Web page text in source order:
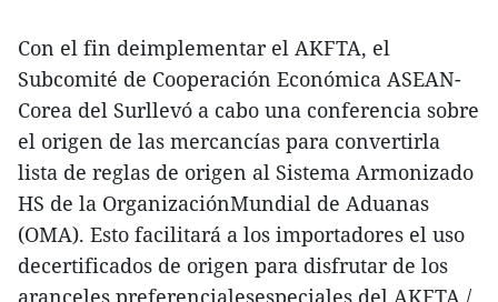
Con el fin deimplementar el AKFTA, el
Subcomité de Cooperación Económica ASEAN-
Corea del Surllevó a cabo una conferencia sobre
el origen de las mercancías para convertirla
lista de reglas de origen al Sistema Armonizado
HS de la OrganizaciónMundial de Aduanas
(OMA). Esto facilitará a los importadores el uso
decertificados de origen para disfrutar de los
aranceles preferencialesespeciales del AKFTA./.